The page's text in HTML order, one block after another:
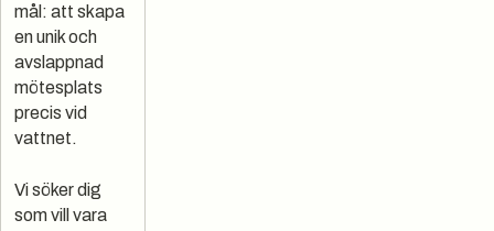
mål: att skapa
en unik och
avslappnad
mötesplats
precis vid
vattnet.
Vi söker dig
som vill vara